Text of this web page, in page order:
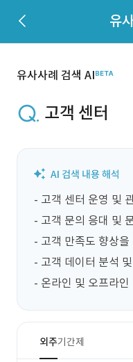
유
유사사례 검색 AI
고객 센터
- 고객 센터 운영 및
- 고객 문의 응대 및
- 고객 만족도 향상을
- 고객 데이터 분석
- 온라인 및 오프라인
외주기간제